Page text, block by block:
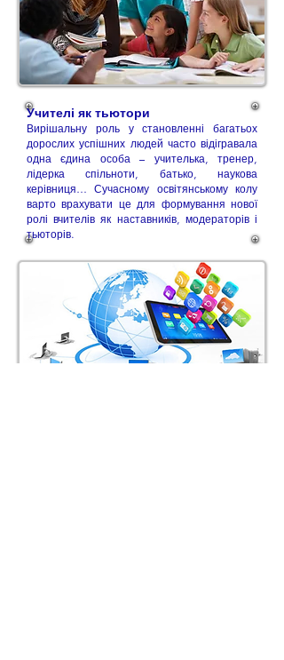
Учителі як тьютори
Вирішальну роль у становленні багатьох
дорослих успішних людей часто відігравала
одна єдина особа – учителька, тренер,
лідерка спільноти, батько, наукова
керівниця… Сучасному освітянському колу
варто врахувати це для формування нової
ролі вчителів як наставників, модераторів і
тьюторів.